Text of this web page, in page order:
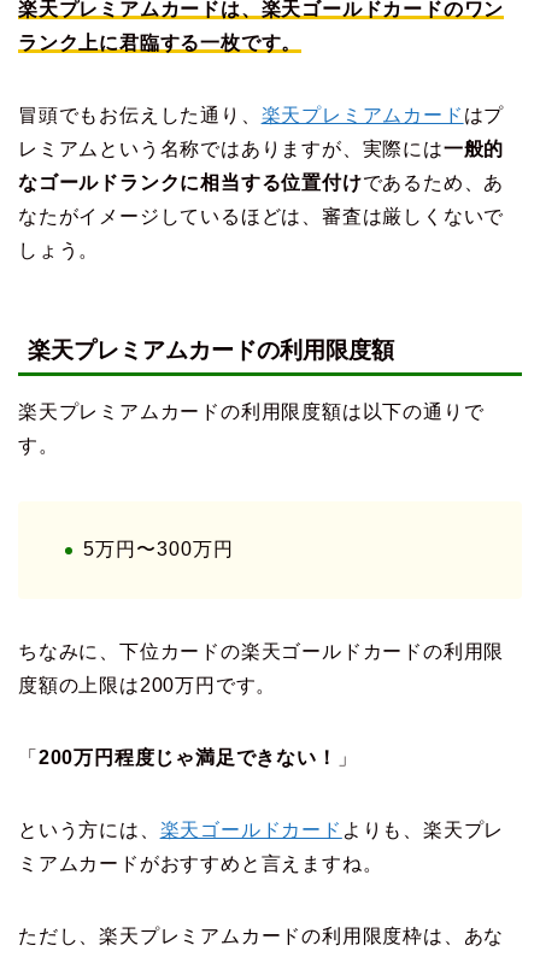
楽天プレミアムカードは、楽天ゴールドカードのワン
ランク上に君臨する一枚です。
冒頭でもお伝えした通り、 楽天プレミアムカード はプ
レミアムという名称ではありますが、実際には一般的
なゴールドランクに相当する位置付けであるため、あ
なたがイメージしているほどは、審査は厳しくないで
しょう。
楽天プレミアムカードの利用限度額
楽天プレミアムカードの利用限度額は以下の通りで
す。
5万円〜300万円
ちなみに、下位カードの楽天ゴールドカードの利用限
度額の上限は200万円です。
「 200万円程度じゃ満足できない！ 」
という方には、 楽天ゴールドカード よりも、楽天プレ
ミアムカードがおすすめと言えますね。
ただし、楽天プレミアムカードの利用限度枠は、あな